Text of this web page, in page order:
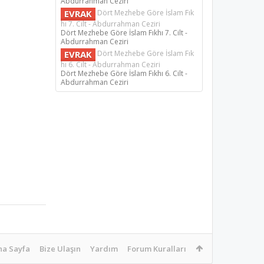
EVRAK Dört Mezhebe Göre İslam Fık
hı 7. Cilt - Abdurrahman Ceziri
Dört Mezhebe Göre İslam Fıkhı 7. Cilt -
Abdurrahman Ceziri
EVRAK Dört Mezhebe Göre İslam Fık
hı 6. Cilt - Abdurrahman Ceziri
Dört Mezhebe Göre İslam Fıkhı 6. Cilt -
Abdurrahman Ceziri
Sayfa Bize Ulaşın Yardım Forum Kuralları